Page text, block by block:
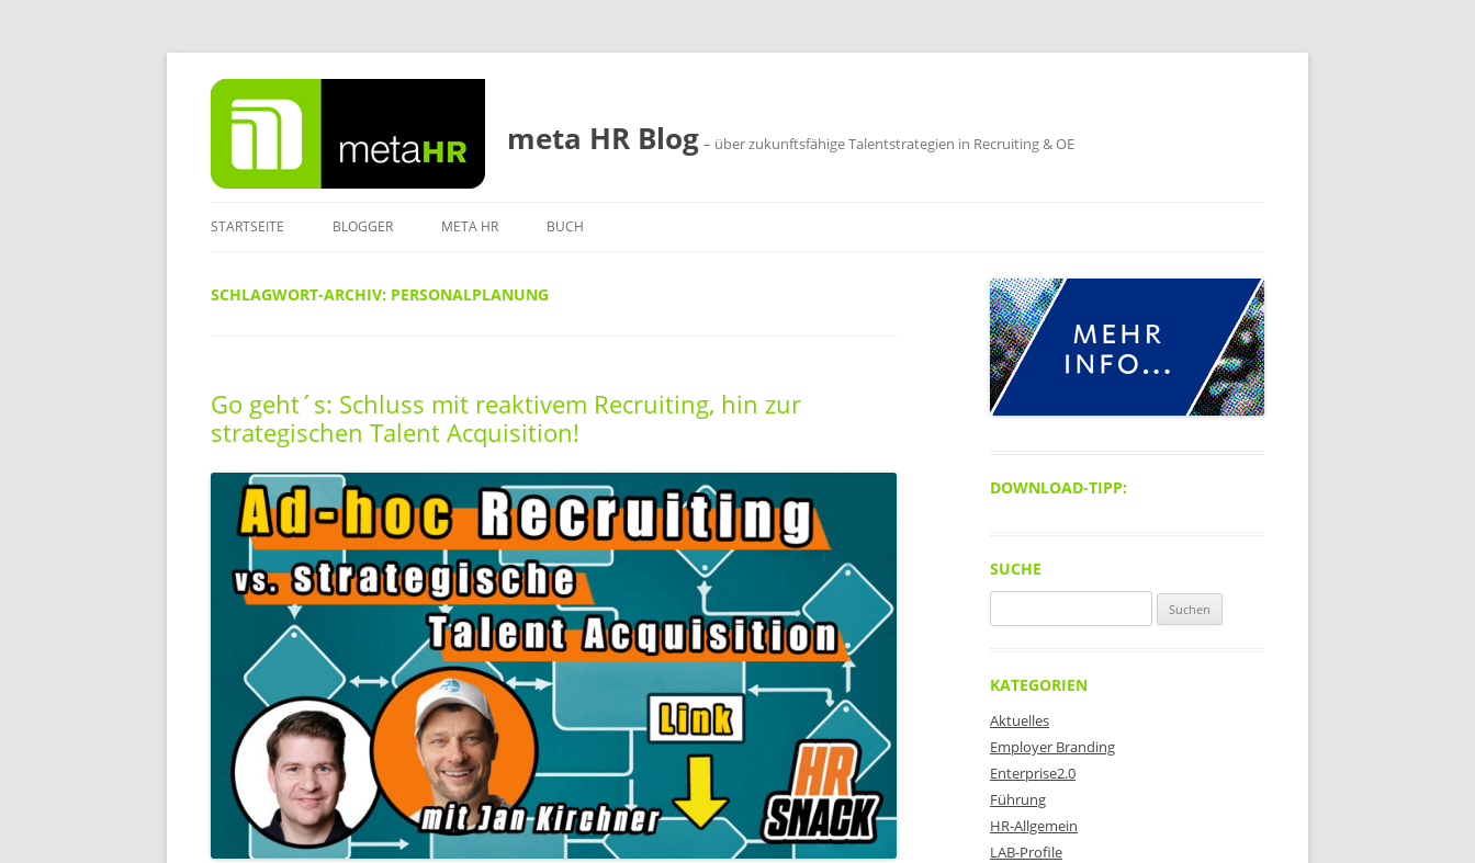
Zum
Inhalt
springen
meta HR Blog – über zukunftsfähige Talentstrategien in Recruiting & OE
STARTSEITE BLOGGER META HR BUCH
SCHLAGWORT-ARCHIV: PERSONALPLANUNG
Go geht´s: Schluss mit reaktivem Recruiting, hin zur
strategischen Talent Acquisition!
DOWNLOAD-TIPP:
SUCHE
nach:
KATEGORIEN
Aktuelles
Employer Branding
Enterprise2.0
Führung
HR-Allgemein
LAB-Profile